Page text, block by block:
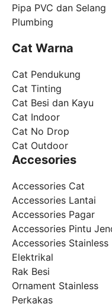
Pipa PVC dan Selang
Plumbing
Cat Warna
Cat Pendukung
Cat Tinting
Cat Besi dan Kayu
Cat Indoor
Cat No Drop
Cat Outdoor
Accesories
Accessories Cat
Accessories Lantai
Accessories Pagar
Accessories Pintu
Accessories Stainless
Elektrikal
Rak Besi
Ornament Stainless
Perkakas